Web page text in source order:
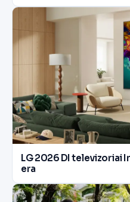
LG 2026 DI televizoriai
era